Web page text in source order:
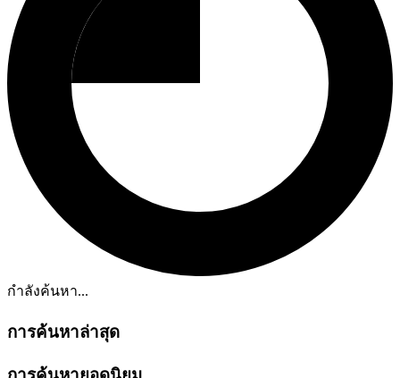
กำลังค้นหา...
การค้นหาล่าสุด